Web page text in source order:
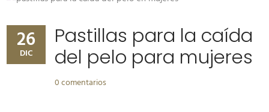
26
DIC
Pastillas para la caída
del pelo para mujeres
0 comentarios